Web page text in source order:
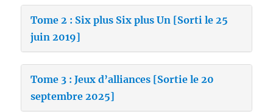
Tome 2 : Six plus Six plus Un [Sorti le 25
juin 2019]
Tome 3 : Jeux d’alliances [Sortie le 20
septembre 2025]